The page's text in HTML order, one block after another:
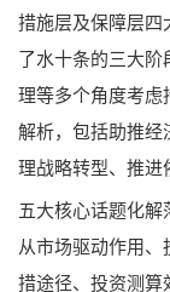
措施层及保障层四
了水十条的三大阶
理等多个角度考虑
解析，包括助推经
理战略转型、推进
五大核心话题化解
从市场驱动作用
措途径、投资测算